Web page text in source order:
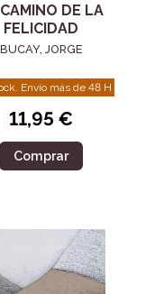
DE LA
FELICIDAD
BUCAY, JORGE
Envío más de 48 H
11,95 €
Comprar